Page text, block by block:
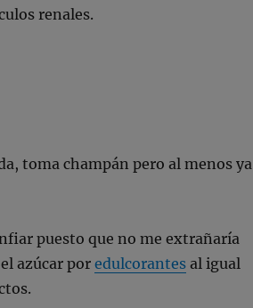
renales.
toma champán pero al menos ya
puesto que no me extrañaría
azúcar poredulcorantes al igual